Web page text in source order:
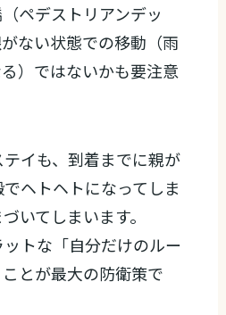
ペデストリアンデッ
ない状態での移動（雨
）ではないかも要注意
イも、到着までに親が
ヘトヘトになってしま
いてしまいます。
トな「自分だけのルー
とが最大の防衛策で